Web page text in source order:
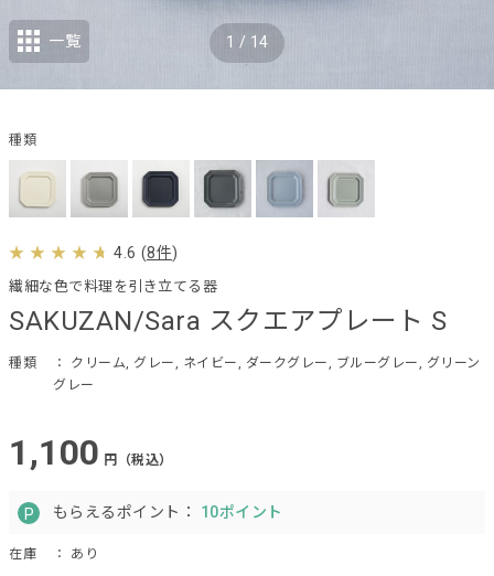
SAKUZAN/Sara スクエアプレート S
繊細な色で料理を引き立てる器
種類
： クリーム, グレー, ネイビー, ダークグレー, ブルーグレー, グリーン
グレー
4.6 (8件)
1,100 円（税込）
もらえるポイント： 10ポイント
在庫 ： あり
1 / 14
一覧
種類